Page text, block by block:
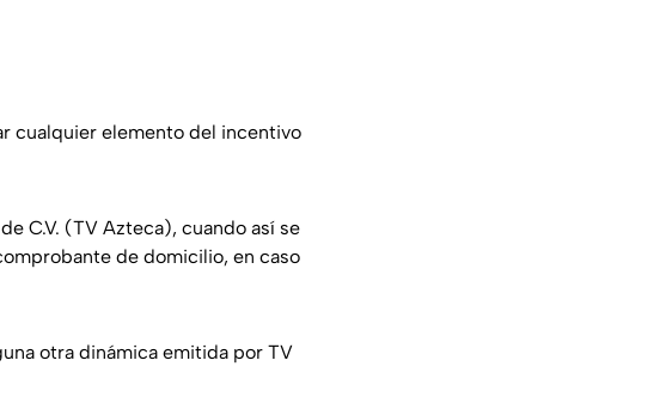
cualquier elemento del incentivo
C.V. (TV Azteca), cuando así se
de domicilio, en caso
otra dinámica emitida por TV